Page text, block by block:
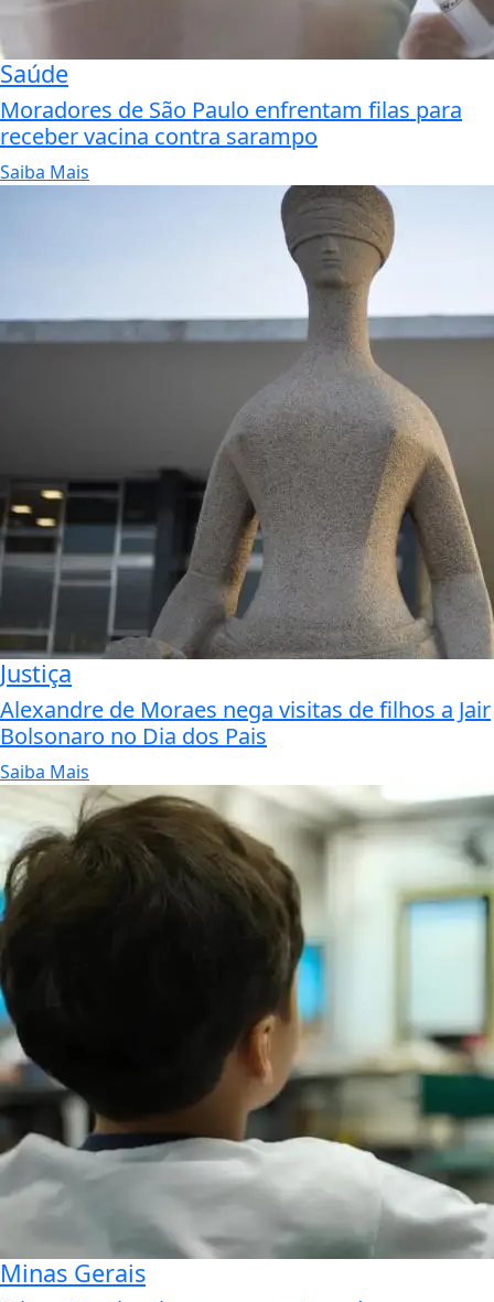
Saúde
Moradores de São Paulo enfrentam filas para
receber vacina contra sarampo
Saiba Mais
Justiça
Alexandre de Moraes nega visitas de filhos a Jair
Bolsonaro no Dia dos Pais
Saiba Mais
Minas Gerais